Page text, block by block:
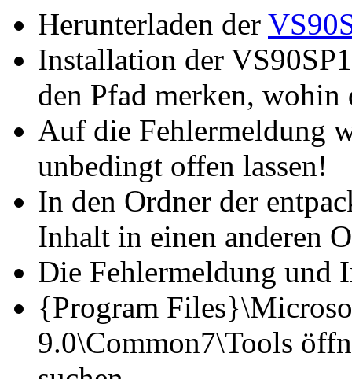
Herunterladen der
Installation der
den Pfad merken,
Auf die Fehlermeldung
unbedingt offen lassen!
In den Ordner der
Inhalt in einen anderen
Die Fehlermeldung und
{Program
9.0\Common7\Tools